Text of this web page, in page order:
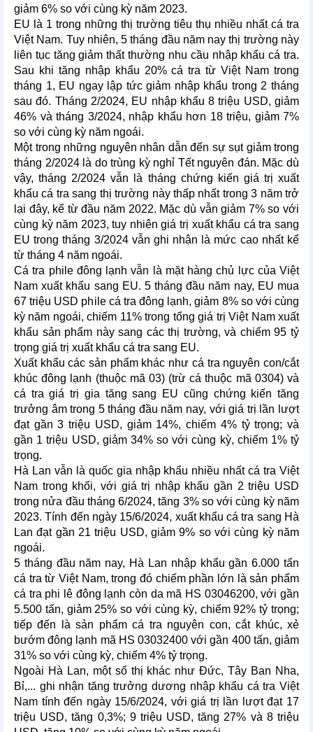
giảm 6% so với cùng kỳ năm 2023.
EU là 1 trong những thị trường tiêu thụ nhiều nhất cá tra
Việt Nam. Tuy nhiên, 5 tháng đầu năm nay thị trường này
liên tục tăng giảm thất thường nhu cầu nhập khẩu cá tra.
Sau khi tăng nhập khẩu 20% cá tra từ Việt Nam trong
tháng 1, EU ngay lập tức giảm nhập khẩu trong 2 tháng
sau đó. Tháng 2/2024, EU nhập khẩu 8 triệu USD, giảm
46% và tháng 3/2024, nhập khẩu hơn 18 triệu, giảm 7%
so với cùng kỳ năm ngoái.
Một trong những nguyên nhân dẫn đến sự sụt giảm trong
tháng 2/2024 là do trùng kỳ nghỉ Tết nguyên đán. Mặc dù
vậy, tháng 2/2024 vẫn là tháng chứng kiến giá trị xuất
khẩu cá tra sang thị trường này thấp nhất trong 3 năm trở
lại đây, kể từ đầu năm 2022. Mặc dù vẫn giảm 7% so với
cùng kỳ năm 2023, tuy nhiên giá trị xuất khẩu cá tra sang
EU trong tháng 3/2024 vẫn ghi nhận là mức cao nhất kể
từ tháng 4 năm ngoái.
Cá tra phile đông lạnh vẫn là mặt hàng chủ lực của Việt
Nam xuất khẩu sang EU. 5 tháng đầu năm nay, EU mua
67 triệu USD phile cá tra đông lạnh, giảm 8% so với cùng
kỳ năm ngoái, chiếm 11% trong tổng giá trị Việt Nam xuất
khẩu sản phẩm này sang các thị trường, và chiếm 95 tỷ
trọng giá trị xuất khẩu cá tra sang EU.
Xuất khẩu các sản phẩm khác như cá tra nguyên con/cắt
khúc đông lạnh (thuộc mã 03) (trừ cá thuộc mã 0304) và
cá tra giá trị gia tăng sang EU cũng chứng kiến tăng
trưởng âm trong 5 tháng đầu năm nay, với giá trị lần lượt
đạt gần 3 triệu USD, giảm 14%, chiếm 4% tỷ trọng; và
gần 1 triệu USD, giảm 34% so với cùng kỳ, chiếm 1% tỷ
trọng.
Hà Lan vẫn là quốc gia nhập khẩu nhiều nhất cá tra Việt
Nam trong khối, với giá trị nhập khẩu gần 2 triệu USD
trong nửa đầu tháng 6/2024, tăng 3% so với cùng kỳ năm
2023. Tính đến ngày 15/6/2024, xuất khẩu cá tra sang Hà
Lan đạt gần 21 triệu USD, giảm 9% so với cùng kỳ năm
ngoái.
5 tháng đầu năm nay, Hà Lan nhập khẩu gần 6.000 tấn
cá tra từ Việt Nam, trong đó chiếm phần lớn là sản phẩm
cá tra phi lê đông lạnh còn da mã HS 03046200, với gần
5.500 tấn, giảm 25% so với cùng kỳ, chiếm 92% tỷ trọng;
tiếp đến là sản phẩm cá tra nguyên con, cắt khúc, xẻ
bướm đông lạnh mã HS 03032400 với gần 400 tấn, giảm
31% so với cùng kỳ, chiếm 4% tỷ trọng.
Ngoài Hà Lan, một số thị khác như Đức, Tây Ban Nha,
Bỉ,... ghi nhận tăng trưởng dương nhập khẩu cá tra Việt
Nam tính đến ngày 15/6/2024, với giá trị lần lượt đạt 17
triệu USD, tăng 0,3%; 9 triệu USD, tăng 27% và 8 triệu